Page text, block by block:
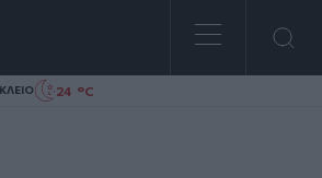
24 °C